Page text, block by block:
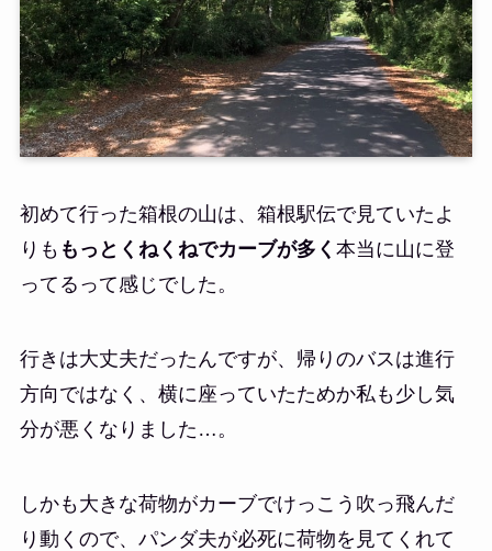
初めて行った箱根の山は、箱根駅伝で見ていたよ
りも もっとくねくねでカーブが多く 本当に山に登
ってるって感じでした。
行きは大丈夫だったんですが、帰りのバスは進行
方向ではなく、横に座っていたためか私も少し気
分が悪くなりました…。
しかも大きな荷物がカーブでけっこう吹っ飛んだ
り動くので、パンダ夫が必死に荷物を見てくれて